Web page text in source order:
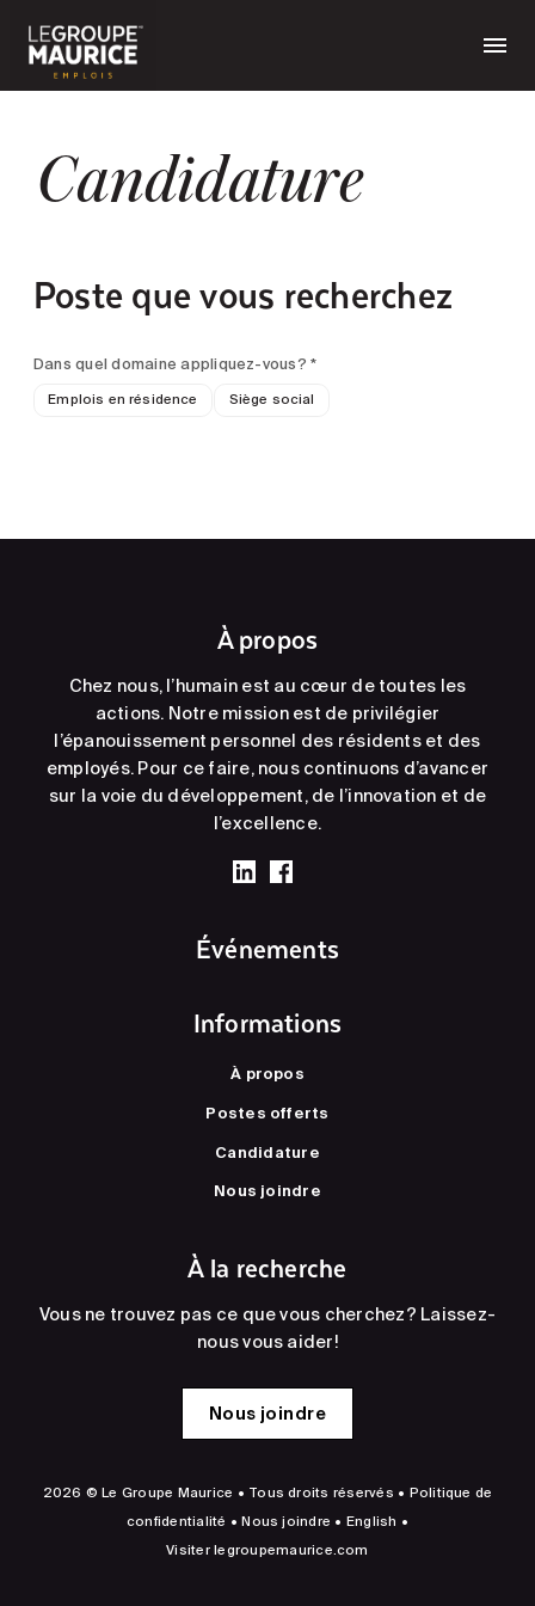
Candidature
Poste que vous recherchez
Dans quel domaine appliquez-vous? *
Emplois en résidence Siège social
À propos
Chez nous, l’humain est au cœur de toutes les
actions. Notre mission est de privilégier
l’épanouissement personnel des résidents et des
employés. Pour ce faire, nous continuons d’avancer
sur la voie du développement, de l’innovation et de
l’excellence.
Événements
Informations
À propos
Postes offerts
Candidature
Nous joindre
À la recherche
Vous ne trouvez pas ce que vous cherchez? Laissez-
nous vous aider!
Nous joindre
2026 © Le Groupe Maurice • Tous droits réservés • Politique de
confidentialité •Nous joindre • English •
Visiterlegroupemaurice.com